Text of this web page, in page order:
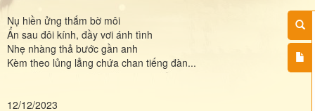
Nụ hiền ửng thắm bờ môi
Ẩn sau đôi kính, đầy vơi ánh tình
Nhẹ nhàng thả bước gần anh
Kèm theo lủng lẳng chứa chan tiếng đàn...
12/12/2023